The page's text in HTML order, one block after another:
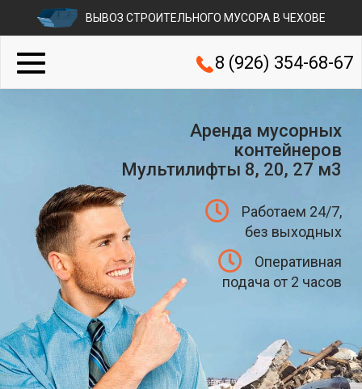
ВЫВОЗ СТРОИТЕЛЬНОГО МУСОРА В ЧЕХОВЕ
8 (926) 354-68-67
Аренда мусорных
контейнеров
Мультилифты 8, 20, 27 м3
Работаем 24/7,
без выходных
Оперативная
подача от 2 часов